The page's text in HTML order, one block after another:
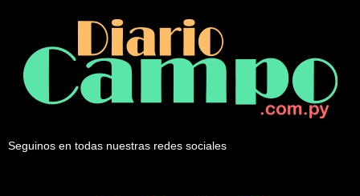
Seguinos en todas nuestras redes sociales